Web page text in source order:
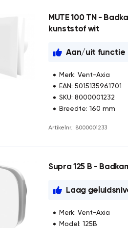
MUTE 100 TN -
kunststof wit
Aan/uit functie
Merk: Vent-Axia
EAN: 5015135961701
SKU: 8000001232
Breedte: 160 mm
Artikelnr.: 8000001233
Supra 125 B -
Laag
Merk: Vent-Axia
Model: 125B